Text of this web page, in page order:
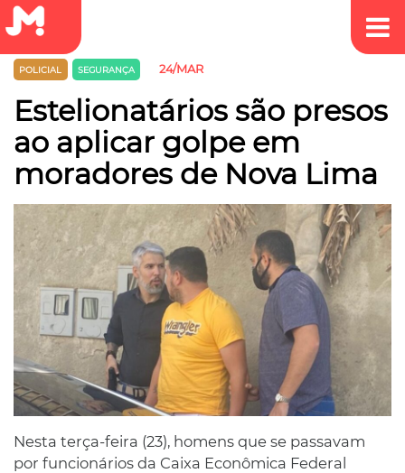
POLICIAL SEGURANÇA 24/MAR
Estelionatários são presos
ao aplicar golpe em
moradores de Nova Lima
Nesta terça-feira (23), homens que se passavam
por funcionários da Caixa Econômica Federal